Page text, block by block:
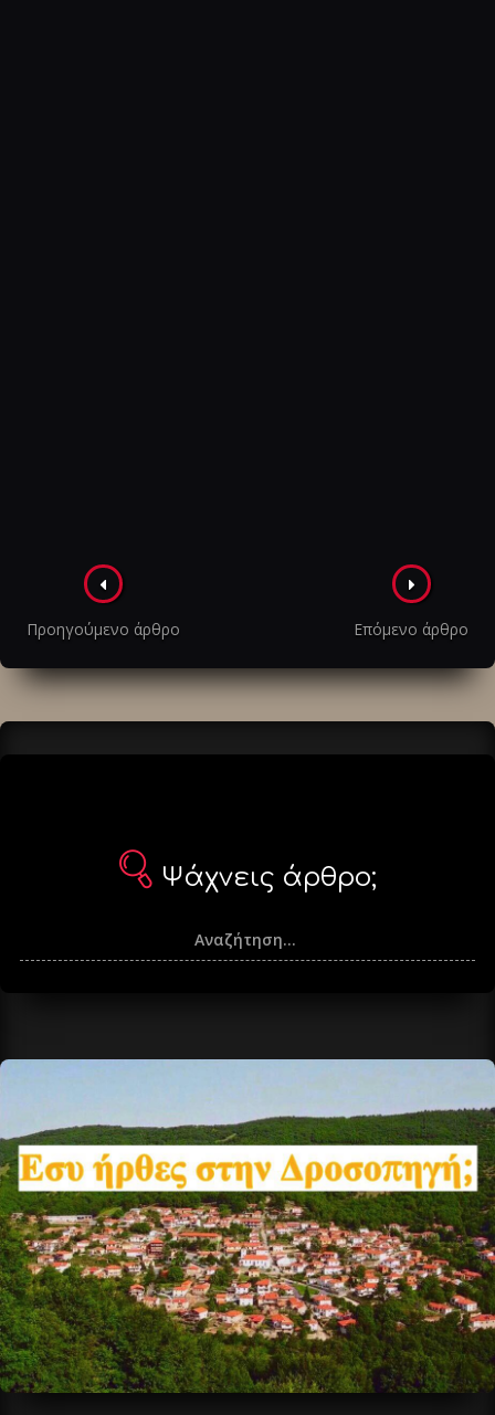
Πλοήγηση
στα
άρθρα
Προηγούμενο άρθρο Επόμενο άρθρο
Ψάχνεις άρθρο;